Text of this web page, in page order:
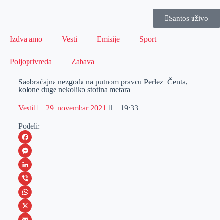
Santos uživo
Izdvajamo Vesti Emisije Sport
Poljoprivreda Zabava
Saobraćajna nezgoda na putnom pravcu Perlez- Čenta,
kolone duge nekoliko stotina metara
Vesti 29. novembar 2021. 19:33
Podeli:
F
a
c
e
b
M
e
s
s
L
i
n
V
iW